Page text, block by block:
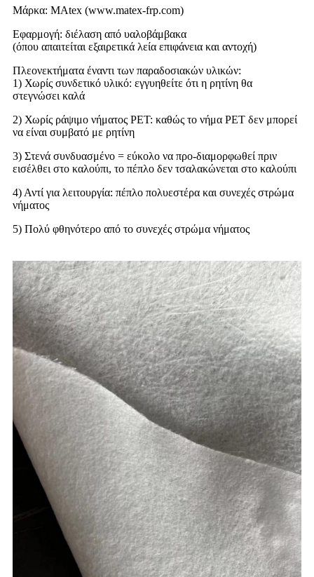
Μάρκα: MAtex (www.matex-frp.com)
Εφαρμογή: διέλαση από υαλοβάμβακα
(όπου απαιτείται εξαιρετικά λεία επιφάνεια και αντοχή)
Πλεονεκτήματα έναντι των παραδοσιακών υλικών:
1) Χωρίς συνδετικό υλικό: εγγυηθείτε ότι η ρητίνη θα
στεγνώσει καλά
2) Χωρίς ράψιμο νήματος PET: καθώς το νήμα PET δεν μπορεί
να είναι συμβατό με ρητίνη
3) Στενά συνδυασμένο = εύκολο να προ-διαμορφωθεί πριν
εισέλθει στο καλούπι, το πέπλο δεν τσαλακώνεται στο καλούπι
4) Αντί για λειτουργία: πέπλο πολυεστέρα και συνεχές στρώμα
νήματος
5) Πολύ φθηνότερο από το συνεχές στρώμα νήματος